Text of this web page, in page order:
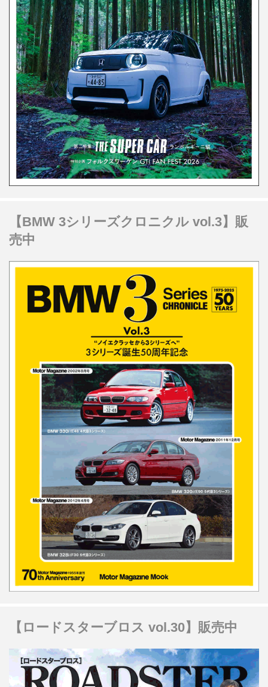
【BMW 3シリーズクロニクル vol.3】販
売中
【ロードスターブロス vol.30】販売中